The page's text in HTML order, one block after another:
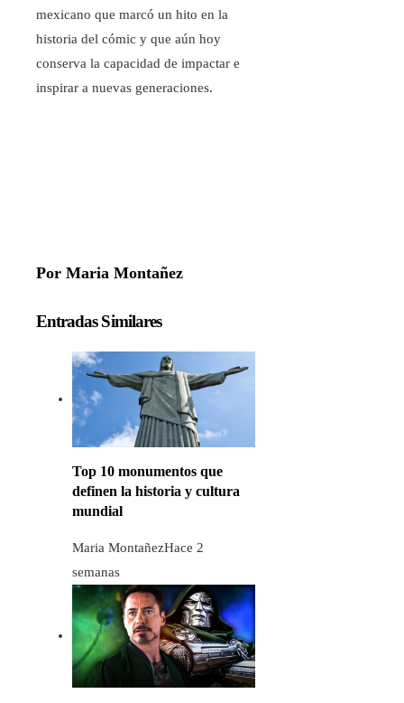
mexicano que marcó un hito en la
historia del cómic y que aún hoy
conserva la capacidad de impactar e
inspirar a nuevas generaciones.
Por Maria Montañez
Entradas Similares
Top 10 monumentos que
definen la historia y cultura
mundial
Maria MontañezHace 2
semanas